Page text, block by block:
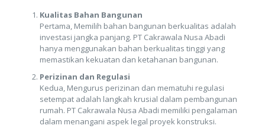
Kualitas Bahan Bangunan
Pertama, Memilih bahan bangunan berkualitas adalah
investasi jangka panjang. PT Cakrawala Nusa Abadi
hanya menggunakan bahan berkualitas tinggi yang
memastikan kekuatan dan ketahanan bangunan.
Perizinan dan Regulasi
Kedua, Mengurus perizinan dan mematuhi regulasi
setempat adalah langkah krusial dalam pembangunan
rumah. PT Cakrawala Nusa Abadi memiliki pengalaman
dalam menangani aspek legal proyek konstruksi.